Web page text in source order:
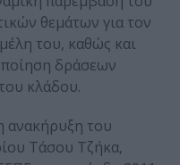
θεμάτων για τον
του, καθώς και
δράσεων
κλάδου.
ανακήρυξη του
Τάσου Τζήκα,